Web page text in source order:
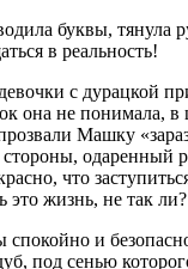
буквы, тянула
в реальность!
с дурацкой
она не понимала,
Машку
одаренный
что
это жизнь, не так
спокойно и
под сенью